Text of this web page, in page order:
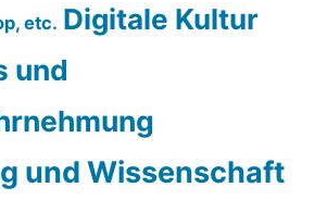
etc. Digitale Kultur
und
und Wissenschaft